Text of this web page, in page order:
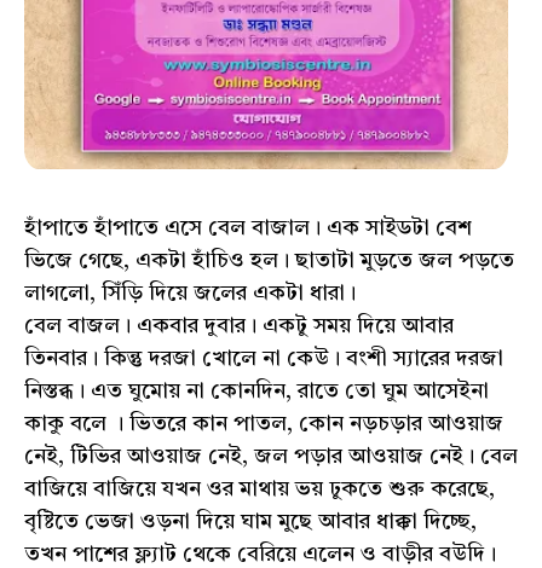
হাঁপাতে হাঁপাতে এসে বেল বাজাল। এক সাইডটা বেশ
ভিজে গেছে, একটা হাঁচিও হল। ছাতাটা মুড়তে জল পড়তে
লাগলো, সিঁড়ি দিয়ে জলের একটা ধারা।
বেল বাজল। একবার দুবার। একটু সময় দিয়ে আবার
তিনবার। কিন্তু দরজা খোলে না কেউ। বংশী স্যারের দরজা
নিস্তব্ধ। এত ঘুমোয় না কোনদিন, রাতে তো ঘুম আসেইনা
কাকু বলে । ভিতরে কান পাতল, কোন নড়চড়ার আওয়াজ
নেই, টিভির আওয়াজ নেই, জল পড়ার আওয়াজ নেই। বেল
বাজিয়ে বাজিয়ে যখন ওর মাথায় ভয় ঢুকতে শুরু করেছে,
বৃষ্টিতে ভেজা ওড়না দিয়ে ঘাম মুছে আবার ধাক্কা দিচ্ছে,
তখন পাশের ফ্ল্যাট থেকে বেরিয়ে এলেন ও বাড়ীর বউদি।